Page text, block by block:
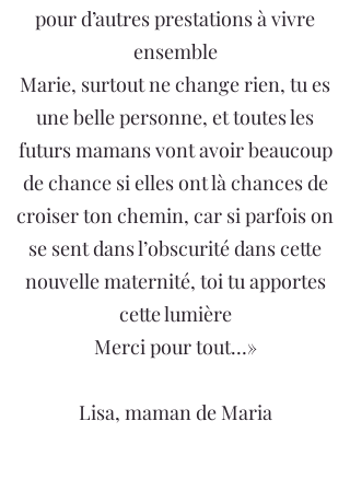
pour d’autres prestations à vivre
ensemble
Marie, surtout ne change rien, tu es
une belle personne, et toutes les
futurs mamans vont avoir beaucoup
de chance si elles ont là chances de
croiser ton chemin, car si parfois on
se sent dans l’obscurité dans cette
nouvelle maternité, toi tu apportes
cette lumière
Merci pour tout…»
Lisa, maman de Maria